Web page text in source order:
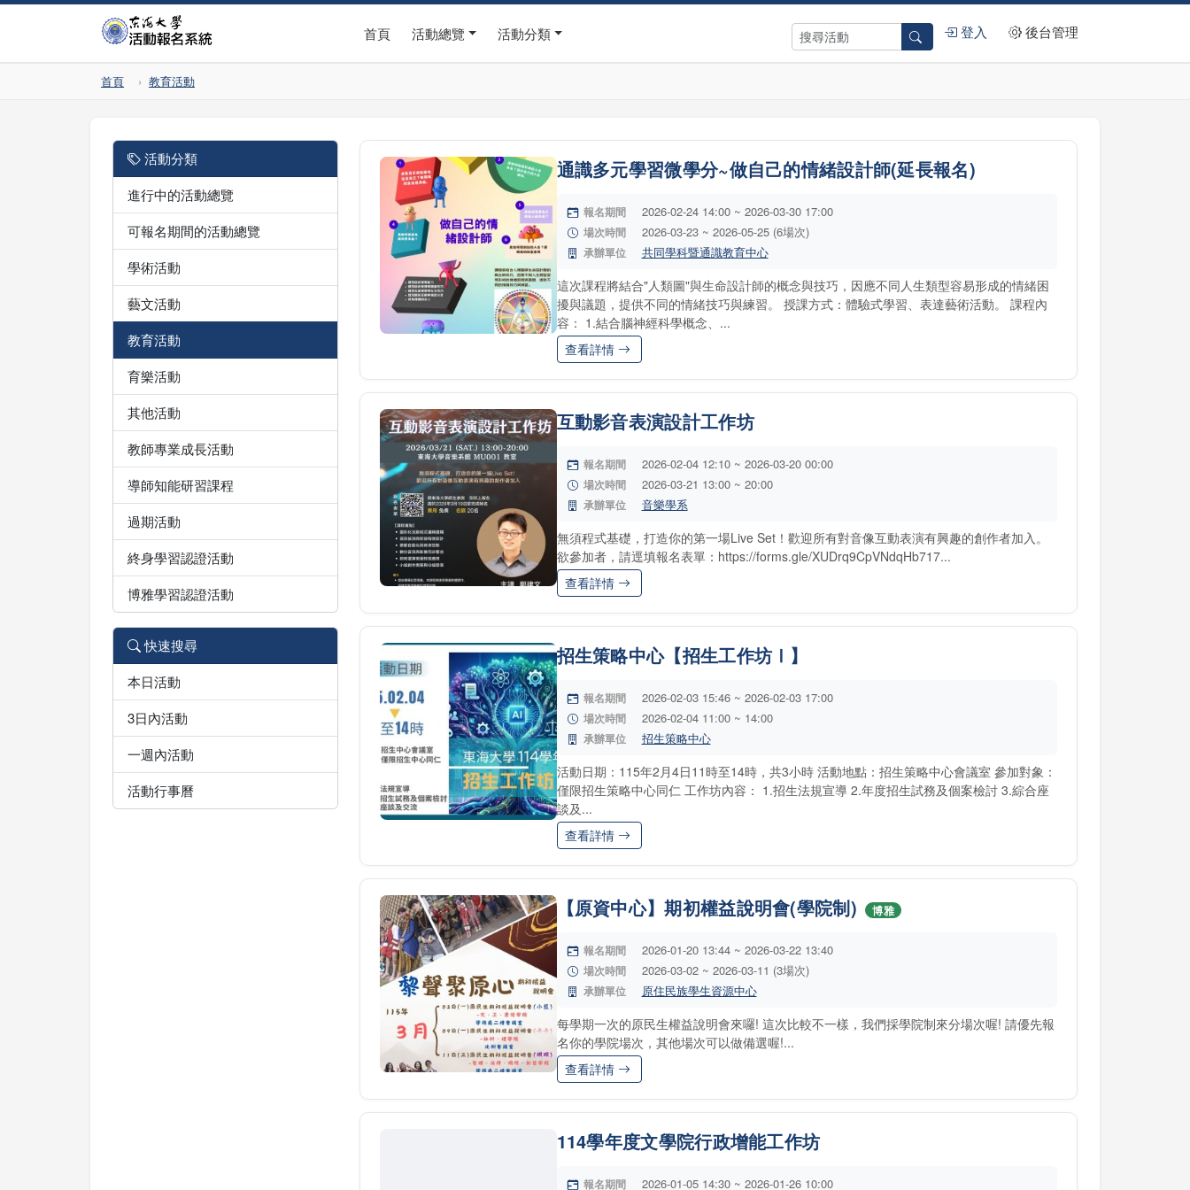
首頁 活動總覽 活動分類 登入 後台管理
首頁 教育活動
活動分類
進行中的活動總覽
可報名期間的活動總覽
學術活動
藝文活動
教育活動
育樂活動
其他活動
教師專業成長活動
導師知能研習課程
過期活動
終身學習認證活動
博雅學習認證活動
快速搜尋
本日活動
3日內活動
一週內活動
活動行事曆
通識多元學習微學分~做自己的情緒設計師(延長報名)
報名期間 2026-02-24 14:00 ~ 2026-03-30 17:00
場次時間 2026-03-23 ~ 2026-05-25 (6場次)
承辦單位 共同學科暨通識教育中心
這次課程將結合"人類圖"與生命設計師的概念與技巧，因應不同人生類型容易形成的情緒困
擾與議題，提供不同的情緒技巧與練習。 授課方式：體驗式學習、表達藝術活動。 課程內
容： 1.結合腦神經科學概念、...
查看詳情
互動影音表演設計工作坊
報名期間 2026-02-04 12:10 ~ 2026-03-20 00:00
場次時間 2026-03-21 13:00 ~ 20:00
承辦單位 音樂學系
無須程式基礎，打造你的第一場Live Set！歡迎所有對音像互動表演有興趣的創作者加入。
欲參加者，請逕填報名表單：https://forms.gle/XUDrq9CpVNdqHb717...
查看詳情
招生策略中心【招生工作坊Ⅰ】
報名期間 2026-02-03 15:46 ~ 2026-02-03 17:00
場次時間 2026-02-04 11:00 ~ 14:00
承辦單位 招生策略中心
活動日期：115年2月4日11時至14時，共3小時 活動地點：招生策略中心會議室 參加對象：
僅限招生策略中心同仁 工作坊內容： 1.招生法規宣導 2.年度招生試務及個案檢討 3.綜合座
談及...
查看詳情
【原資中心】期初權益說明會(學院制) 博雅
報名期間 2026-01-20 13:44 ~ 2026-03-22 13:40
場次時間 2026-03-02 ~ 2026-03-11 (3場次)
承辦單位 原住民族學生資源中心
每學期一次的原民生權益說明會來囉! 這次比較不一樣，我們採學院制來分場次喔! 請優先報
名你的學院場次，其他場次可以做備選喔!...
查看詳情
114學年度文學院行政增能工作坊
報名期間 2026-01-05 14:30 ~ 2026-01-26 10:00